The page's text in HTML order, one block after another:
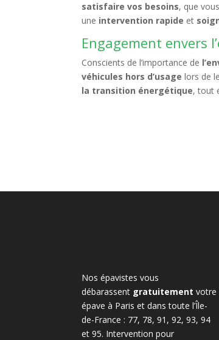
satisfaire vos besoins, que
une intervention rapide et
Engagement envers l’
Conscients de l’importance de
véhicules hors d’usage lors de
la transition énergétique, tout
Nos épavistes vous
débarassent gratuitement votre
épave à Paris et dans toute l’Île-
de-France : 77, 78, 91, 92, 93, 94
et 95. Intervention pour